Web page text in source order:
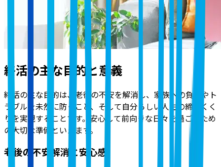
終活の主な目的と意義
終活の主な目的は、老後の不安を解消し、家族への負担やト
ラブルを未然に防ぐこと、そして自分らしい人生の締めくく
りを実現することです。安心して前向きな日々を過ごすため
の大切な準備といえます。
老後の不安解消と安心感